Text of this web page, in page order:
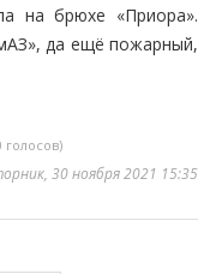
на брюхе «Приора».
да ещё пожарный,
голосов)
30 ноября 2021 15:35